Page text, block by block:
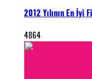
2012 Yılının En İyi
4864